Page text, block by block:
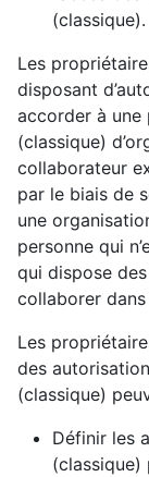
(classique).
Les
disposant
accorder à une
(classique)
collaborateur
par le biais de
une
personne qui
qui dispose
collaborer
Les
des
(classique)
Définir les
(classique)